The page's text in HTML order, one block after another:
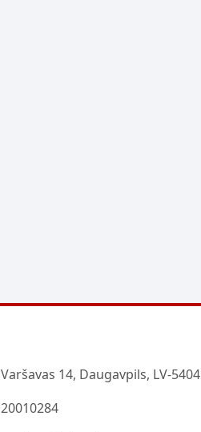
Varšavas 14, Daugavpils, LV-5404
20010284